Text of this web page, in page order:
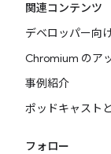
関連コンテンツ
デベロッパー向
Chromium のア
事例紹介
ポッドキャスト
フォロー